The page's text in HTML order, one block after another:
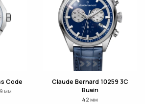
Code
мм
Claude Bernard 10259 3C
Buain
42 мм